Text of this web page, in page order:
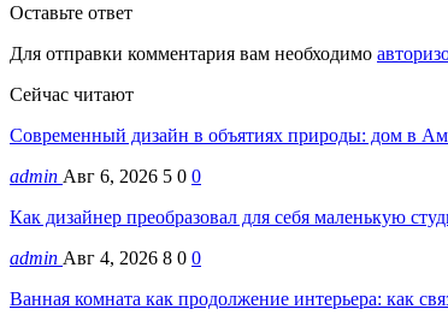
Оставьте ответ
Для отправки комментария вам необходимо
Сейчас читают
Современный дизайн в объятиях природы: дом в
admin Авг 6, 2026 5 0 0
Как дизайнер преобразовал для себя маленькую
admin Авг 4, 2026 8 0 0
Ванная комната как продолжение интерьера: как